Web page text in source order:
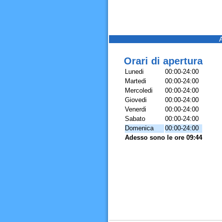
Orari di apertura
Lunedi
00:00-24:00
Martedi
00:00-24:00
Mercoledi
00:00-24:00
Giovedi
00:00-24:00
Venerdi
00:00-24:00
Sabato
00:00-24:00
Domenica
00:00-24:00
Adesso sono le ore 09:44